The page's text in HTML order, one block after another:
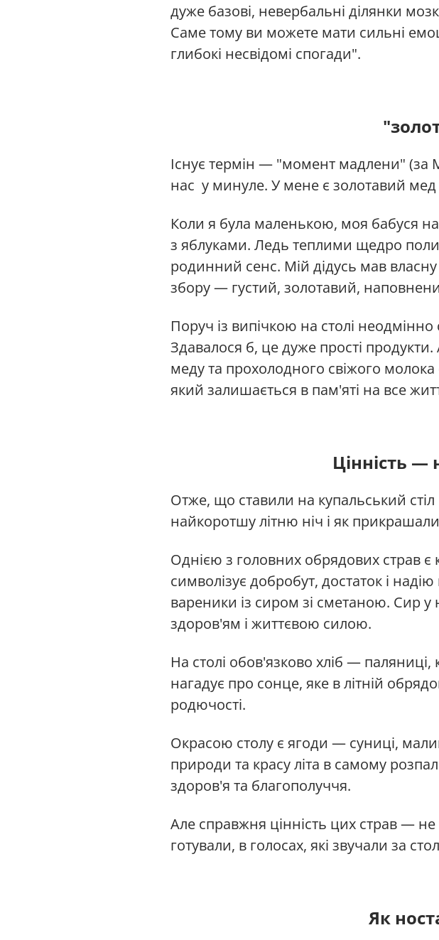
дуже базові, невербальні ділянки
Саме тому ви можете мати сильні
глибокі несвідомі спогади".
Існує термін — "момент мадлени"
нас у минуле. У мене є золотавий мед
Коли я була маленькою, моя бабуся на
з яблуками. Ледь теплими щедро
родинний сенс. Мій дідусь мав власну
збору — густий, золотавий,
Поруч із випічкою на столі
Здавалося б, це дуже прості
меду та прохолодного свіжого
який залишається в пам'яті на все
Цінність —
Отже, що ставили на купальський стіл
найкоротшу літню ніч і як
Однією з головних обрядових
символізує добробут, достаток і
вареники із сиром зі сметаною. Сир у
здоров'ям і життєвою силою.
На столі обов'язково хліб —
нагадує про сонце, яке в літній
родючості.
Окрасою столу є ягоди — суниці,
природи та красу літа в самому
здоров'я та благополуччя.
Але справжня цінність цих страв — не
готували, в голосах, які звучали за
Як